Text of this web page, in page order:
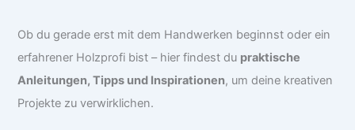
Ob du gerade erst mit dem Handwerken beginnst oder ein
erfahrener Holzprofi bist – hier findest du praktische
Anleitungen, Tipps und Inspirationen, um deine kreativen
Projekte zu verwirklichen.